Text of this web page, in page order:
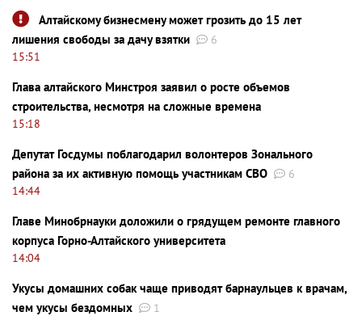
Алтайскому бизнесмену может грозить до 15 лет
лишения свободы за дачу взятки
6
15:51
Глава алтайского Минстроя заявил о росте объемов
строительства, несмотря на сложные времена
15:18
Депутат Госдумы поблагодарил волонтеров Зонального
района за их активную помощь участникам СВО
6
14:44
Главе Минобрнауки доложили о грядущем ремонте главного
корпуса Горно-Алтайского университета
14:04
Укусы домашних собак чаще приводят барнаульцев к врачам,
чем укусы бездомных
1